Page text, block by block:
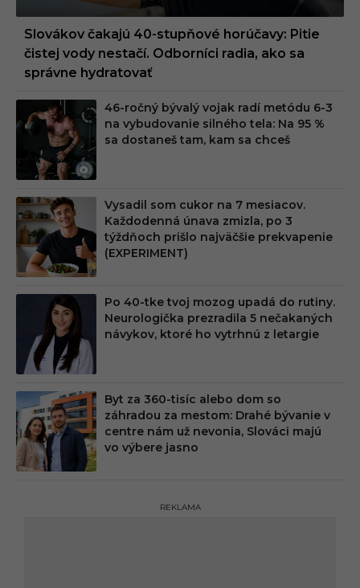
Slovákov čakajú 40-stupňové horúčavy: Pitie
čistej vody nestačí. Odborníci radia, ako sa
správne hydratovať
46-ročný bývalý vojak radí metódu 6-3
na vybudovanie silného tela: Na 95 %
sa dostaneš tam, kam sa chceš
Vysadil som cukor na 7 mesiacov.
Každodenná únava zmizla, po 3
týždňoch prišlo najväčšie prekvapenie
(EXPERIMENT)
Po 40-tke tvoj mozog upadá do rutiny.
Neurologička prezradila 5 nečakaných
návykov, ktoré ho vytrhnú z letargie
Byt za 360-tisíc alebo dom so
záhradou za mestom: Drahé bývanie v
centre nám už nevonia, Slováci majú
vo výbere jasno
REKLAMA